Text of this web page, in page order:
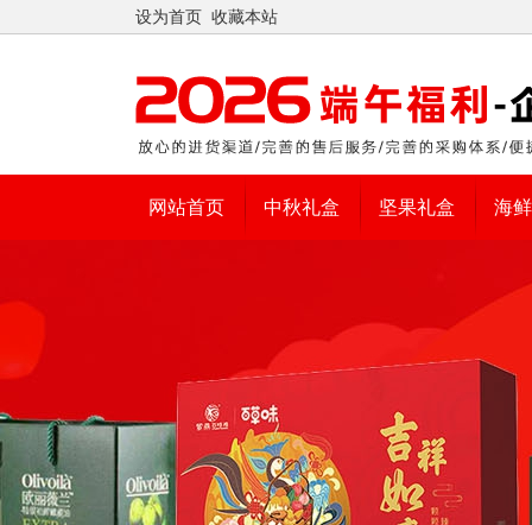
设为首页 收藏本站
网站首页 中秋礼盒 坚果礼盒 海